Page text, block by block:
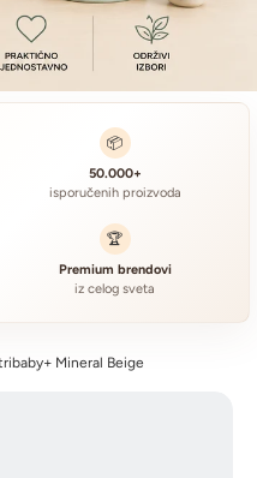
📦
50.000+
isporučenih proizvoda
🏆
Premium brendovi
iz celog sveta
Mineral Beige